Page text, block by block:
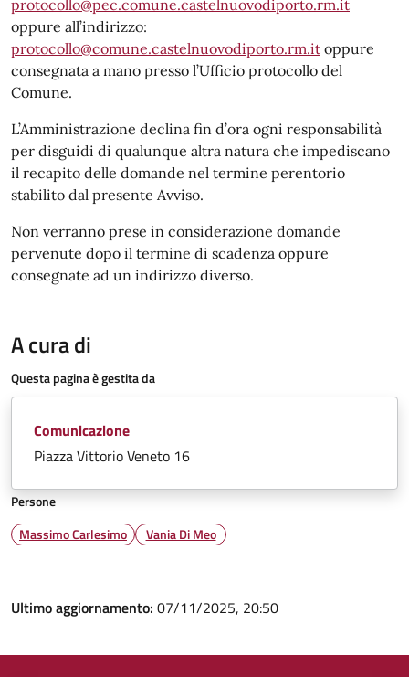
protocollo@pec.comune.castelnuovodiporto.rm.it
oppure all’indirizzo:
protocollo@comune.castelnuovodiporto.rm.it oppure
consegnata a mano presso l’Ufficio protocollo del
Comune.
L’Amministrazione declina fin d’ora ogni responsabilità
per disguidi di qualunque altra natura che impediscano
il recapito delle domande nel termine perentorio
stabilito dal presente Avviso.
Non verranno prese in considerazione domande
pervenute dopo il termine di scadenza oppure
consegnate ad un indirizzo diverso.
A cura di
Questa pagina è gestita da
Comunicazione
Piazza Vittorio Veneto 16
Persone
Massimo Carlesimo
Vania Di Meo
Ultimo aggiornamento: 07/11/2025, 20:50